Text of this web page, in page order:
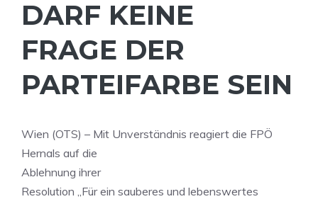
DARF KEINE
FRAGE DER
PARTEIFARBE SEIN
Wien (OTS) – Mit Unverständnis reagiert die FPÖ
Hernals auf die
Ablehnung ihrer
Resolution „Für ein sauberes und lebenswertes